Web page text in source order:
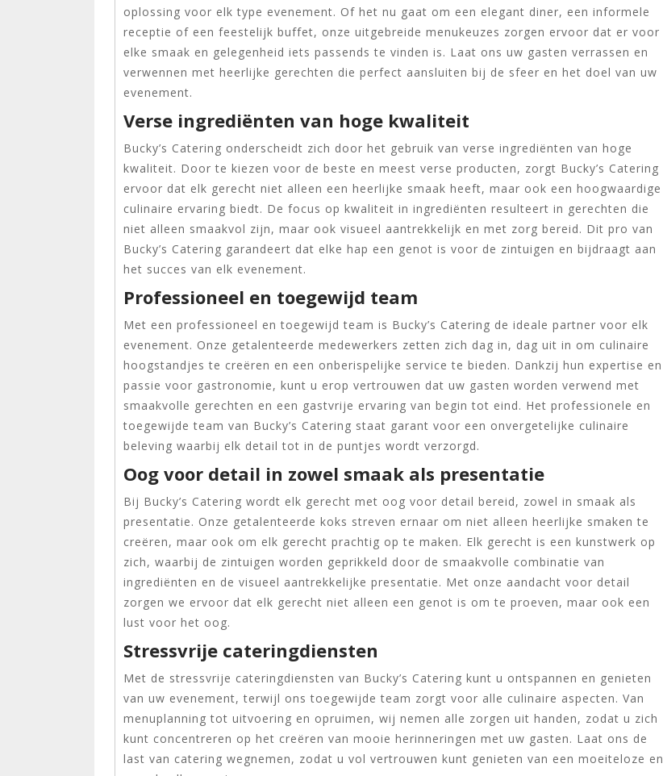
oplossing voor elk type evenement. Of het nu gaat om een elegant diner, een informele
receptie of een feestelijk buffet, onze uitgebreide menukeuzes zorgen ervoor dat er voor
elke smaak en gelegenheid iets passends te vinden is. Laat ons uw gasten verrassen en
verwennen met heerlijke gerechten die perfect aansluiten bij de sfeer en het doel van uw
evenement.
Verse ingrediënten van hoge kwaliteit
Bucky’s Catering onderscheidt zich door het gebruik van verse ingrediënten van hoge
kwaliteit. Door te kiezen voor de beste en meest verse producten, zorgt Bucky’s Catering
ervoor dat elk gerecht niet alleen een heerlijke smaak heeft, maar ook een hoogwaardige
culinaire ervaring biedt. De focus op kwaliteit in ingrediënten resulteert in gerechten die
niet alleen smaakvol zijn, maar ook visueel aantrekkelijk en met zorg bereid. Dit pro van
Bucky’s Catering garandeert dat elke hap een genot is voor de zintuigen en bijdraagt aan
het succes van elk evenement.
Professioneel en toegewijd team
Met een professioneel en toegewijd team is Bucky’s Catering de ideale partner voor elk
evenement. Onze getalenteerde medewerkers zetten zich dag in, dag uit in om culinaire
hoogstandjes te creëren en een onberispelijke service te bieden. Dankzij hun expertise en
passie voor gastronomie, kunt u erop vertrouwen dat uw gasten worden verwend met
smaakvolle gerechten en een gastvrije ervaring van begin tot eind. Het professionele en
toegewijde team van Bucky’s Catering staat garant voor een onvergetelijke culinaire
beleving waarbij elk detail tot in de puntjes wordt verzorgd.
Oog voor detail in zowel smaak als presentatie
Bij Bucky’s Catering wordt elk gerecht met oog voor detail bereid, zowel in smaak als
presentatie. Onze getalenteerde koks streven ernaar om niet alleen heerlijke smaken te
creëren, maar ook om elk gerecht prachtig op te maken. Elk gerecht is een kunstwerk op
zich, waarbij de zintuigen worden geprikkeld door de smaakvolle combinatie van
ingrediënten en de visueel aantrekkelijke presentatie. Met onze aandacht voor detail
zorgen we ervoor dat elk gerecht niet alleen een genot is om te proeven, maar ook een
lust voor het oog.
Stressvrije cateringdiensten
Met de stressvrije cateringdiensten van Bucky’s Catering kunt u ontspannen en genieten
van uw evenement, terwijl ons toegewijde team zorgt voor alle culinaire aspecten. Van
menuplanning tot uitvoering en opruimen, wij nemen alle zorgen uit handen, zodat u zich
kunt concentreren op het creëren van mooie herinneringen met uw gasten. Laat ons de
last van catering wegnemen, zodat u vol vertrouwen kunt genieten van een moeiteloze en